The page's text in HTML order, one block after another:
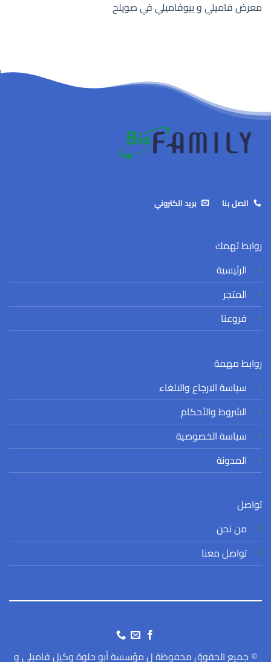
معرض فاميلي و بيوفاميلي في صويلح
اتصل بنا بريد الكتروني
روابط تهمك
الرئيسية
المتجر
فروعنا
روابط مهمة
سياسة الارجاع والالغاء
الشروط والأحكام
سياسة الخصوصية
المدونة
تواصل
من نحن
تواصل معنا
© جميع الحقوق محفوظة ل مؤسسة أبو حلوة وكيل فاميلي و